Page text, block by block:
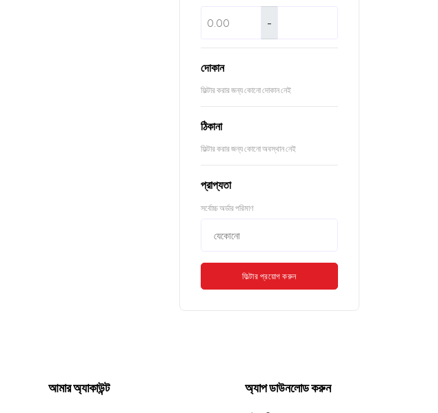
-
দোকান
ফিল্টার করার জন্য কোনো দোকান নেই
ঠিকানা
ফিল্টার করার জন্য কোনো অবস্থান নেই
প্রাপ্যতা
সর্বোচ্চ অর্ডার পরিমাণ
ফিল্টার প্রয়োগ করুন
আমার অ্যাকাউন্ট অ্যাপ ডাউনলোড করুন